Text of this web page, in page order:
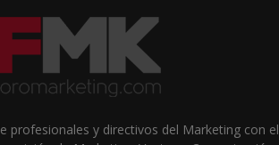
profesionales y directivos del Marketing con